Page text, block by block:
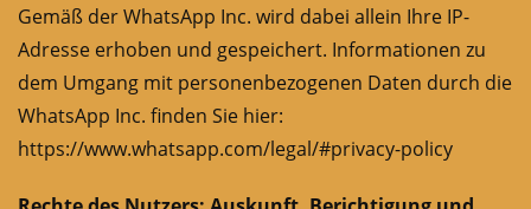
Gemäß der WhatsApp Inc. wird dabei allein Ihre IP-
Adresse erhoben und gespeichert. Informationen zu
dem Umgang mit personenbezogenen Daten durch die
WhatsApp Inc. finden Sie hier:
https://www.whatsapp.com/legal/#privacy-policy